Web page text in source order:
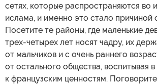
сетях, которые распространяются во
ислама, и именно это стало причиной
Посетите те районы, где маленькие
трех-четырех лет носят чадру, их
от мальчиков и с очень раннего
от остального общества, воспитывая
к французским ценностям.